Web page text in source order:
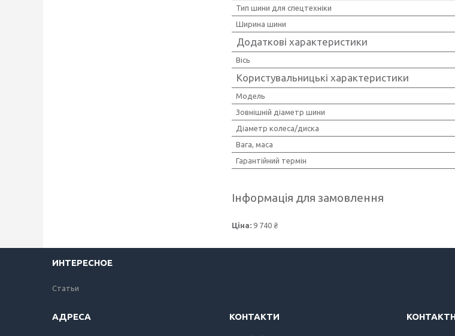
Тип шини для спецтехніки
Ширина шини
Додаткові характеристики
Вісь
Користувальницькі характеристики
Мoдель
Зовнішній діаметр шини
Діаметр колеса/диска
Вага, маса
Гарантійний термін
Інформація для замовлення
Ціна: 9 740 ₴
ИНТЕРЕСНОЕ
Статьи